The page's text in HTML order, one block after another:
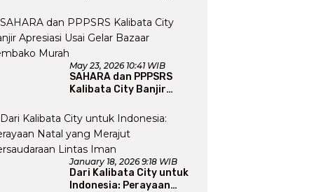
Perluas Program Dakwah
May 23, 2026 10:41 WIB
SAHARA dan PPPSRS
Kalibata City Banjir
Bazaar Sembako Murah
January 18, 2026 9:18 WIB
Dari Kalibata City untuk
Indonesia: Perayaan